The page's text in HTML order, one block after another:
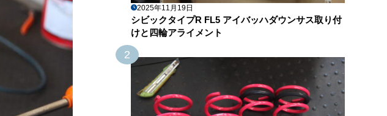
2025年11月19日
シビックタイプR FL5 アイバッハダウンサス取り付
けと四輪アライメント
2